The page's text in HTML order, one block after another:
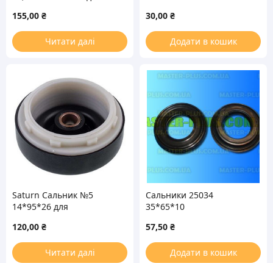
155,00 ₴
Читати далі
30,00 ₴
Додати в кошик
Saturn Сальник №5
14*95*26 для
полуавтомат
120,00 ₴
Читати далі
Сальники 25034
35*65*10
57,50 ₴
Додати в кошик